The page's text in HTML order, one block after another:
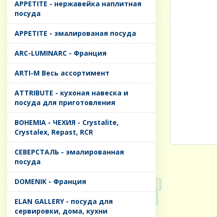
APPETITE - нержавейка наплитная
посуда
APPETITE - эмалированая посуда
ARC-LUMINARC - Франция
ARTI-M Весь ассортимент
ATTRIBUTE - кухоная навеска и
посуда для приготовления
BOHEMIA - ЧЕХИЯ - Crystalite,
Crystalex, Repast, RCR
CЕВЕРСТАЛЬ - эмалированная
посуда
DOMENIK - Франция
ELAN GALLERY - посуда для
сервировки, дома, кухни